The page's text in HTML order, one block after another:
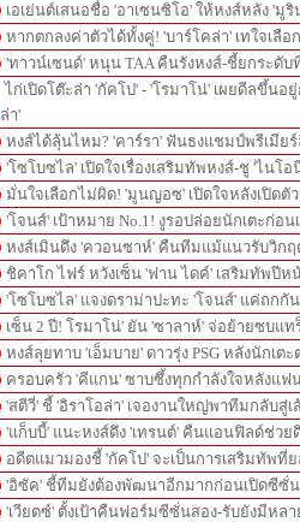
เอเย่นต์เสนอชื่อ 'อาเซนซิโอ' ให้หงส์หลัง 'มู
หากตกลงค่าตัวได้ทั้งคู่! 'บาร์โคล่า' เทใจเลือ
'ทาวน์เซนด์' หนุน TAA คืนรังหงส์-ชี้ยกระดั
ไก่เปิดโต๊ะล่า 'กัคโป' - 'โรมาโน่' เผยดีลขึ้นอ
ล่า'
หงส์ได้ลุ้นไหม? 'คาร์รา' ฟันธงแชมป์พรีเมีย
'โซโบซไล' เปิดใจเรื่องเสริมทัพหงส์-ชู 'ไนโ
มั่นใจเลือกไม่ผิด! 'มูนญอซ' เปิดใจหลังเปิดตั
'โจนส์' เป้าหมาย No.1! งูรอปล่อยนักเตะก่อ
หงส์เมินดึง 'ควอนซาห์' คืนทีมแม้แนวรับวิก
ชิคาโก ไฟร์ หวังเซ็น 'ฟาน ไดค์' เสริมทัพปีห
'โซโบซไล' แจงดราม่าปะทะ 'โจนส์' แค่ถกกั
เซ็น 2 ปี! โรมาโน่' ยัน 'ซาลาห์' จ่อย้ายซบแ
หงส์ลุยทาบ 'เอ็มบาย' ดาวรุ่ง PSG หลังนักเต
ครอบครัว 'คีแกน' ซาบซึ้งทุกกำลังใจหลังแฟ
'สตีวี่' ชี้ 'อิราโอล่า' เจองานใหญ่พาทีมกลับสู่
'แก็บบี้' แนะหงส์ดึง 'เทรนต์' คืนแอนฟิลด์ช่วย
อดีตแมวมองชี้ 'กัคโป' จะเป็นการเสริมทัพที่
'อิซัค' ชี้ทีมยังต้องพัฒนาอีกมากก่อนเปิดซีซั่
'เวียตซ์' ตั้งเป้าคืนฟอร์มซีซั่นสอง-รับยังมีหล